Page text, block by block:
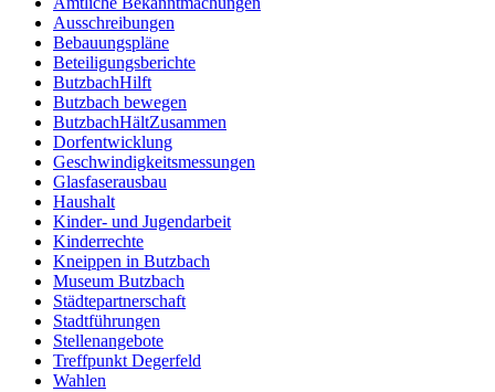
Ausschreibungen
Bebauungspläne
Beteiligungsberichte
ButzbachHilft
Butzbach bewegen
ButzbachHältZusammen
Dorfentwicklung
Geschwindigkeitsmessungen
Glasfaserausbau
Haushalt
Kinder- und Jugendarbeit
Kinderrechte
Kneippen in Butzbach
Museum Butzbach
Städtepartnerschaft
Stadtführungen
Stellenangebote
Treffpunkt Degerfeld
Wahlen